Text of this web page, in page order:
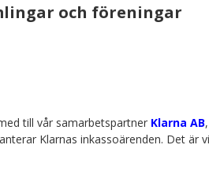
och föreningar
till vår samarbetspartner Klarna AB
Klarnas inkassoärenden. Det